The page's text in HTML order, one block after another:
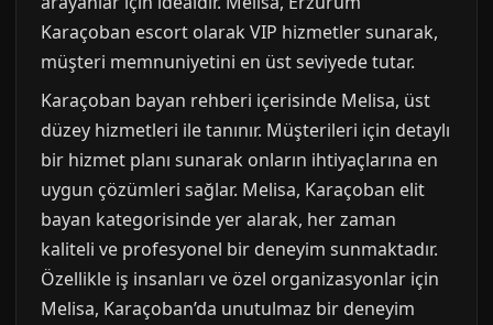
Karaçoban escort olarak VIP hizmetler sunarak,
müşteri memnuniyetini en üst seviyede tutar.
Karaçoban bayan rehberi içerisinde Melisa, üst
düzey hizmetleri ile tanınır. Müşterileri için detaylı
bir hizmet planı sunarak onların ihtiyaçlarına en
uygun çözümleri sağlar. Melisa, Karaçoban elit
bayan kategorisinde yer alarak, her zaman
kaliteli ve profesyonel bir deneyim sunmaktadır.
Özellikle iş insanları ve özel organizasyonlar için
Melisa, Karaçoban’da unutulmaz bir deneyim